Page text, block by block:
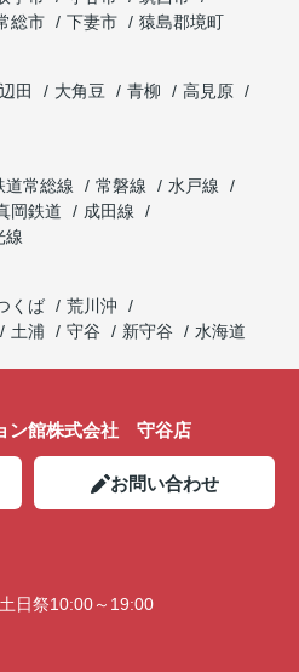
総市 下妻市
猿島郡境町
辺田 大角豆 青柳
高見原
道常総線 常磐線
水戸線
岡鉄道
成田線
線
くば
荒川沖
土浦 守谷 新守谷 水海道
ン館株式会社 守谷店
お問い合わせ
日祭10:00～19:00